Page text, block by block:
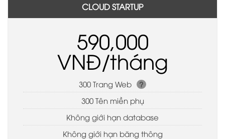
CLOUD STARTUP
590,000
VNĐ/tháng
300 Trang Web ?
300 Tên miền phụ
Không giới hạn database
Không giới hạn băng thông